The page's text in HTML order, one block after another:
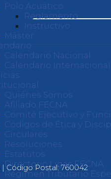
Polo Acuático
Reglamento
Instructivo
Máster
Calendario Nacional
Calendario Internacional
Quiénes Somos
Afiliado FECNA
Comité Ejecutivo y
Códigos de Ética y
Circulares
Resoluciones
Estatutos
Directorio Ligas FECNA
Régimen Tributario
Código Postal: 760042